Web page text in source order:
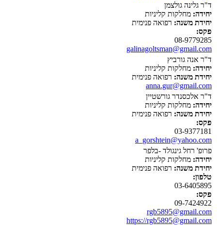
ד"ר גלינה גולצמן
יחידה: מחלקות קליניות
יחידת משנה: רפואה פנימית
פקס:
08-9779285
galinagoltsman@gmail.com
ד"ר אנה גורביץ
יחידה: מחלקות קליניות
יחידת משנה: רפואה פנימית
anna.gur@gmail.com
ד"ר אלכסנדר גורשטיין
יחידה: מחלקות קליניות
יחידת משנה: רפואה פנימית
פקס:
03-9377181
a_gorshtein@yahoo.com
פרופ' רחל גינגולד -בלפר
יחידה: מחלקות קליניות
יחידת משנה: רפואה פנימית
טלפון:
03-6405895
פקס:
09-7424922
rgb5895@gmail.com
https://rgb5895@gmail.com